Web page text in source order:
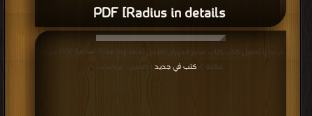
Radius in details] PDF
قراءة و تحميل كتاب كتاب محور الدوران للعجل [wheel Steering axis] PDF مجانا |
مكتبة > كتب في جديد | التحميل : مرة/مرات